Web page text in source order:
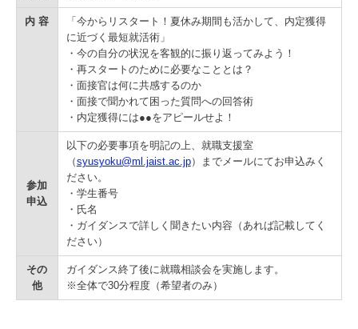
内 容
「今からリスタート！夏休み期間も活かして、内定獲得
に近づく最短就活術」
・今の自分の状況を客観的に振り返ってみよう！
・再スタートのために必要なこととは？
・面接官は何に共感するのか
・面接で聞かれて困った質問への回答術
・内定獲得には●●をアピールせよ！
参加
申込
以下の必要事項を明記の上、就職支援室
（syusyoku@ml.jaist.ac.jp）までメールにてお申込みく
ださい。
・学生番号
・氏名
・ガイダンスで詳しく聞きたい内容（あれば記載してく
ださい）
その
他
ガイダンス終了後に就職相談会を実施します。
※全体で30分程度（希望者のみ）